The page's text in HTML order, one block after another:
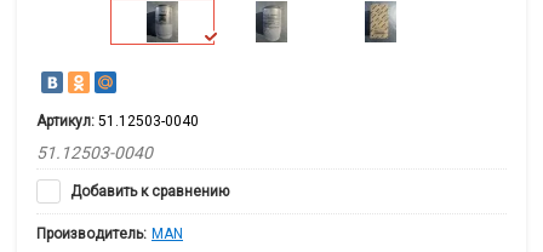
Артикул: 51.12503-0040
51.12503-0040
Добавить к сравнению
Производитель: MAN